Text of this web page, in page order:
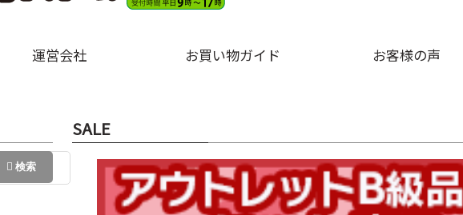
運営会社 お買い物ガイド お客様の声
SALE